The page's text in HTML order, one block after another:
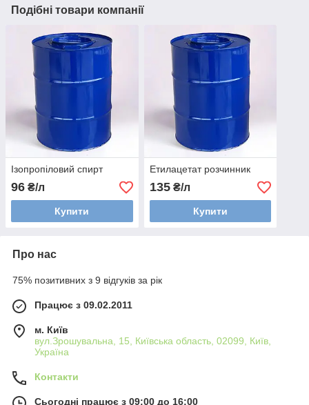
Подібні товари компанії
Ізопропіловий спирт
96 ₴/л
Купити
Етилацетат розчинник
135₴/л
Купити
Про нас
75% позитивних з 9 відгуків за рік
Працює з 09.02.2011
м. Київ
вул.Зрошувальна, 15, Київська область, 02099, Київ,
Україна
Контакти
Сьогодні працює з 09:00 до 16:00